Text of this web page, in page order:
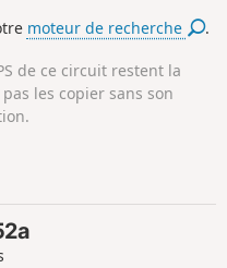
moteur de recherche .
de ce circuit restent la
les copier sans son